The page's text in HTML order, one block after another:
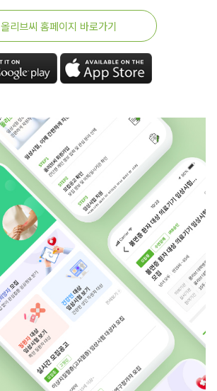
올리브씨 홈페이지 바로가기